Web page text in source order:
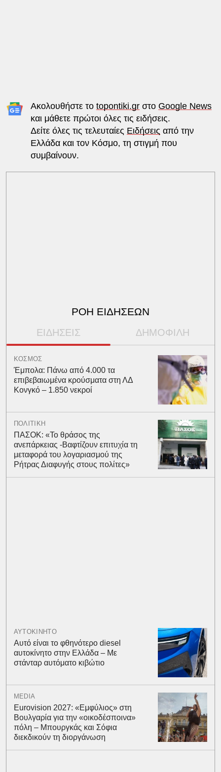
Ακολουθήστε το topontiki.grστο Google News
και μάθετε πρώτοι όλες τις ειδήσεις.
Δείτε όλες τις τελευταίες Ειδήσεις από την
Ελλάδα και τον Κόσμο, τη στιγμή που
συμβαίνουν.
ΡΟΗ ΕΙΔΗΣΕΩΝ
ΕΙΔΗΣΕΙΣ ΔΗΜΟΦΙΛΗ
ΚΟΣΜΟΣ
Έμπολα: Πάνω από 4.000 τα
επιβεβαιωμένα κρούσματα στη ΛΔ
Κονγκό – 1.850 νεκροί
ΠΟΛΙΤΙΚΗ
ΠΑΣΟΚ: «Το θράσος της
ανεπάρκειας -Βαφτίζουν επιτυχία τη
μεταφορά του λογαριασμού της
Ρήτρας Διαφυγής στους πολίτες»
ΑΥΤΟΚΙΝΗΤΟ
Αυτό είναι το φθηνότερο diesel
αυτοκίνητο στην Ελλάδα – Με
στάνταρ αυτόματο κιβώτιο
MEDIA
Eurovision 2027: «Εμφύλιος» στη
Βουλγαρία για την «οικοδέσποινα»
πόλη – Μπουργκάς και Σόφια
διεκδικούν τη διοργάνωση